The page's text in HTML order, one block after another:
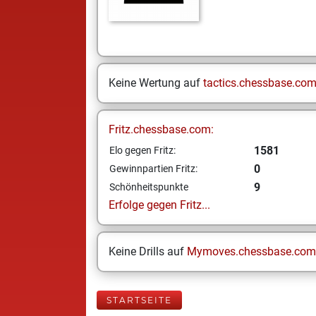
Keine Wertung auf tactics.chessbase.com
Fritz.chessbase.com:
Elo gegen Fritz: 1581
Gewinnpartien Fritz: 0
Schönheitspunkte
9
Erfolge gegen Fritz...
Keine Drills auf Mymoves.chessbase.com
STARTSEITE